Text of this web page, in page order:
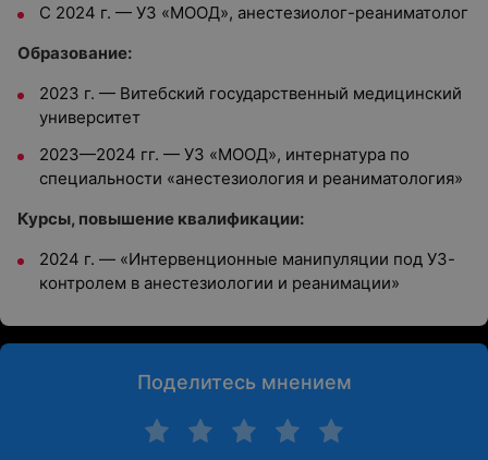
С 2024 г. — УЗ «МООД», анестезиолог-реаниматолог
Образование:
2023 г. — Витебский государственный медицинский
университет
2023—2024 гг. — УЗ «МООД», интернатура по
специальности «анестезиология и реаниматология»
Курсы, повышение квалификации:
2024 г. — «Интервенционные манипуляции под УЗ-
контролем в анестезиологии и реанимации»
Поделитесь мнением